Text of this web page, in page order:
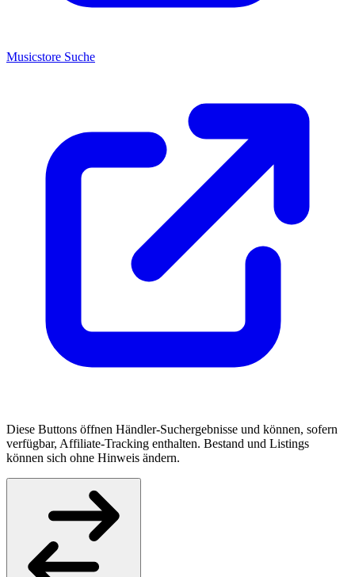
Musicstore Suche
Diese Buttons öffnen Händler-Suchergebnisse und können, sofern
verfügbar, Affiliate-Tracking enthalten. Bestand und Listings
können sich ohne Hinweis ändern.